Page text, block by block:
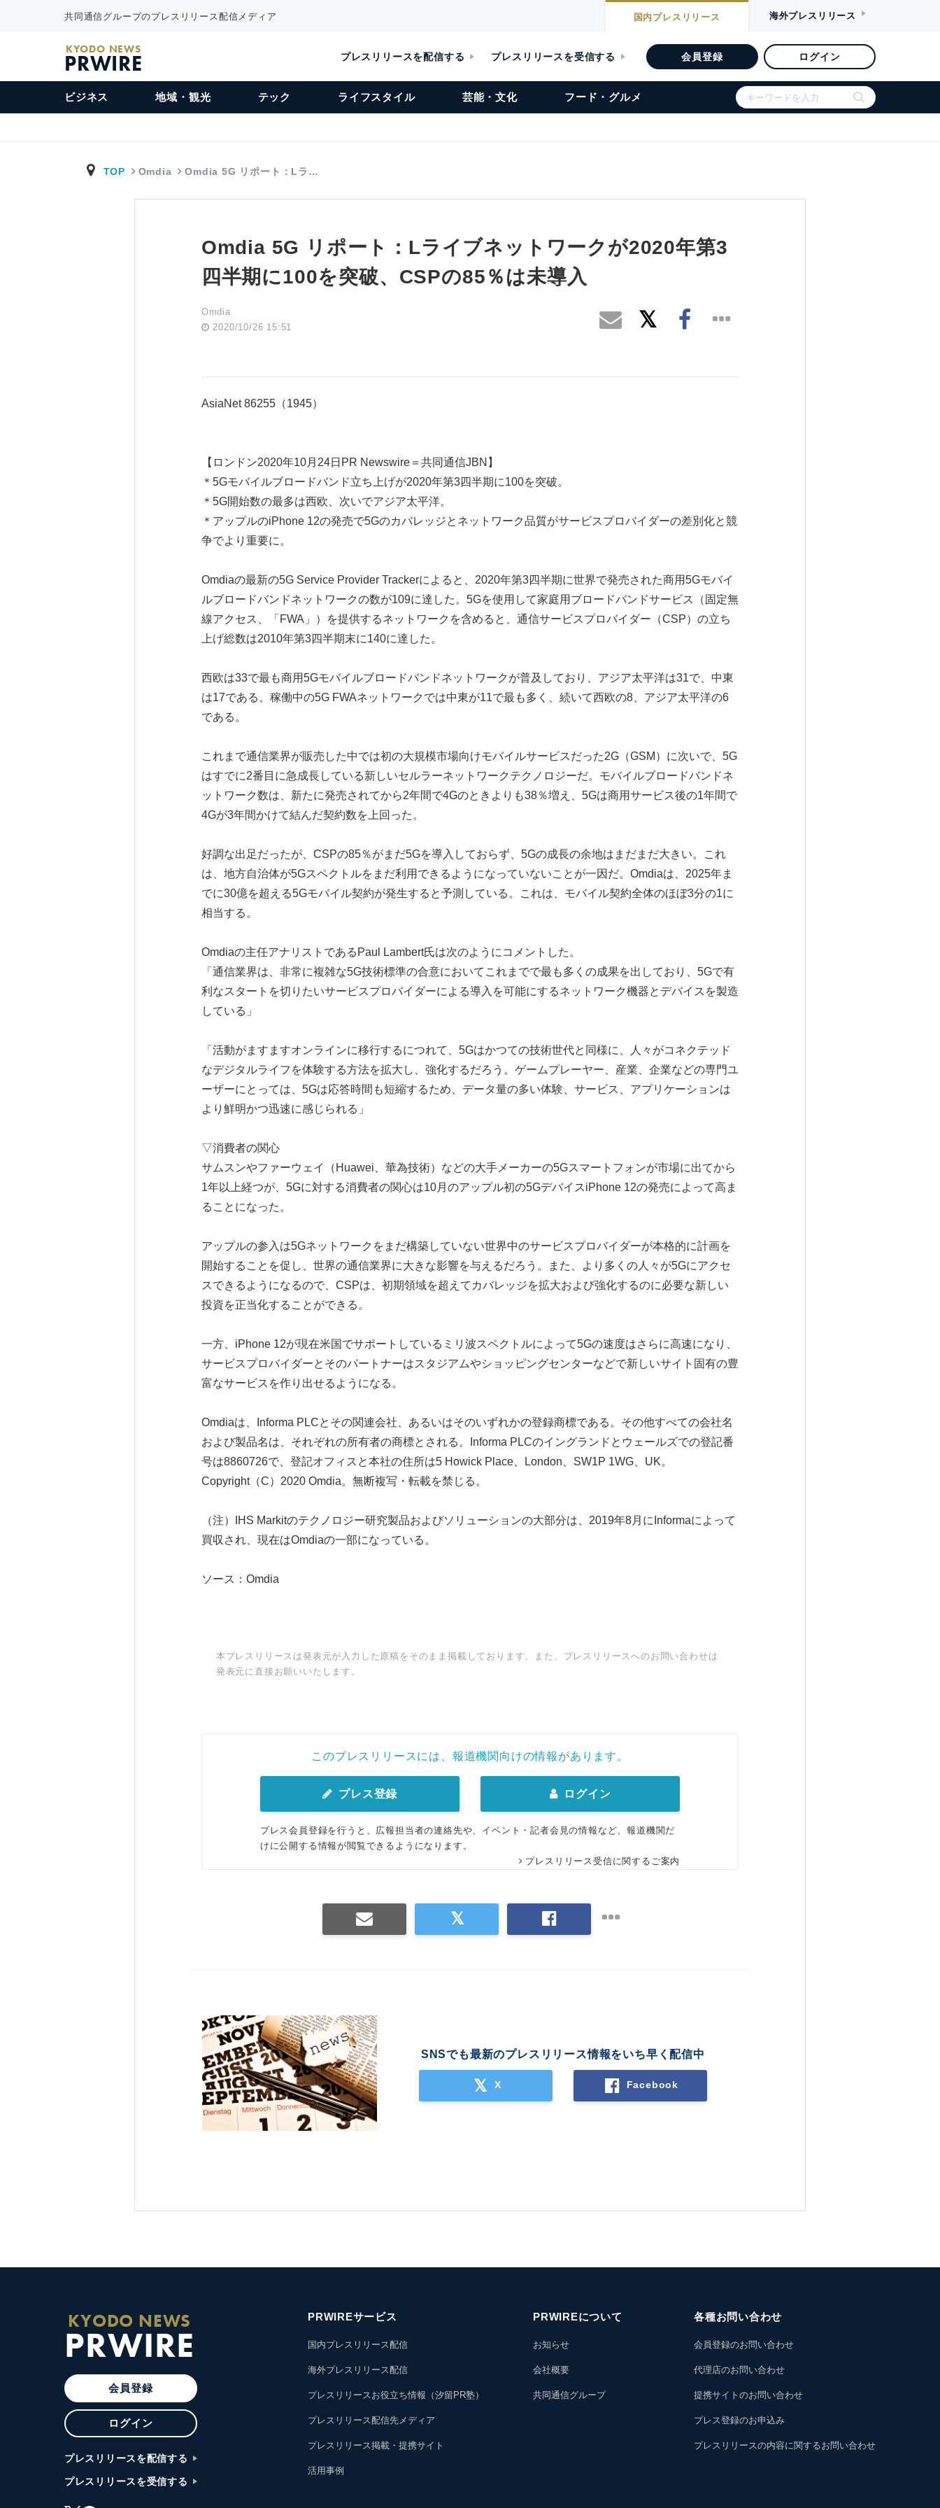
共同通信グループのプレスリリース配信メディア 国内プレスリリース 海外プレスリリース
KYODO NEWS
PRWIRE プレスリリースを配信する プレスリリースを受信する 会員登録 ログイン
ビジネス 地域・観光 テック ライフスタイル 芸能・文化 フード・グルメ
TOP Omdia Omdia 5G リポート：Lラ…
Omdia 5G リポート：Lライブネットワークが2020年第3
四半期に100を突破、CSPの85％は未導入
Omdia
2020/10/26 15:51
AsiaNet 86255（1945）
【ロンドン2020年10月24日PR Newswire＝共同通信JBN】
＊5Gモバイルブロードバンド立ち上げが2020年第3四半期に100を突破。
＊5G開始数の最多は西欧、次いでアジア太平洋。
＊アップルのiPhone 12の発売で5Gのカバレッジとネットワーク品質がサービスプロバイダーの差別化と競
争でより重要に。
Omdiaの最新の5G Service Provider Trackerによると、2020年第3四半期に世界で発売された商用5Gモバイ
ルブロードバンドネットワークの数が109に達した。5Gを使用して家庭用ブロードバンドサービス（固定無
線アクセス、「FWA」）を提供するネットワークを含めると、通信サービスプロバイダー（CSP）の立ち
上げ総数は2010年第3四半期末に140に達した。
西欧は33で最も商用5Gモバイルブロードバンドネットワークが普及しており、アジア太平洋は31で、中東
は17である。稼働中の5G FWAネットワークでは中東が11で最も多く、続いて西欧の8、アジア太平洋の6
である。
これまで通信業界が販売した中では初の大規模市場向けモバイルサービスだった2G（GSM）に次いで、5G
はすでに2番目に急成長している新しいセルラーネットワークテクノロジーだ。モバイルブロードバンドネ
ットワーク数は、新たに発売されてから2年間で4Gのときよりも38％増え、5Gは商用サービス後の1年間で
4Gが3年間かけて結んだ契約数を上回った。
好調な出足だったが、CSPの85％がまだ5Gを導入しておらず、5Gの成長の余地はまだまだ大きい。これ
は、地方自治体が5Gスペクトルをまだ利用できるようになっていないことが一因だ。Omdiaは、2025年ま
でに30億を超える5Gモバイル契約が発生すると予測している。これは、モバイル契約全体のほぼ3分の1に
相当する。
Omdiaの主任アナリストであるPaul Lambert氏は次のようにコメントした。
「通信業界は、非常に複雑な5G技術標準の合意においてこれまでで最も多くの成果を出しており、5Gで有
利なスタートを切りたいサービスプロバイダーによる導入を可能にするネットワーク機器とデバイスを製造
している」
「活動がますますオンラインに移行するにつれて、5Gはかつての技術世代と同様に、人々がコネクテッド
なデジタルライフを体験する方法を拡大し、強化するだろう。ゲームプレーヤー、産業、企業などの専門ユ
ーザーにとっては、5Gは応答時間も短縮するため、データ量の多い体験、サービス、アプリケーションは
より鮮明かつ迅速に感じられる」
▽消費者の関心
サムスンやファーウェイ（Huawei、華為技術）などの大手メーカーの5Gスマートフォンが市場に出てから
1年以上経つが、5Gに対する消費者の関心は10月のアップル初の5GデバイスiPhone 12の発売によって高ま
ることになった。
アップルの参入は5Gネットワークをまだ構築していない世界中のサービスプロバイダーが本格的に計画を
開始することを促し、世界の通信業界に大きな影響を与えるだろう。また、より多くの人々が5Gにアクセ
スできるようになるので、CSPは、初期領域を超えてカバレッジを拡大および強化するのに必要な新しい
投資を正当化することができる。
一方、iPhone 12が現在米国でサポートしているミリ波スペクトルによって5Gの速度はさらに高速になり、
サービスプロバイダーとそのパートナーはスタジアムやショッピングセンターなどで新しいサイト固有の豊
富なサービスを作り出せるようになる。
Omdiaは、Informa PLCとその関連会社、あるいはそのいずれかの登録商標である。その他すべての会社名
および製品名は、それぞれの所有者の商標とされる。Informa PLCのイングランドとウェールズでの登記番
号は8860726で、登記オフィスと本社の住所は5 Howick Place、London、SW1P 1WG、UK。
Copyright（C）2020 Omdia。無断複写・転載を禁じる。
（注）IHS Markitのテクノロジー研究製品およびソリューションの大部分は、2019年8月にInformaによって
買収され、現在はOmdiaの一部になっている。
ソース：Omdia
本プレスリリースは発表元が入力した原稿をそのまま掲載しております。また、プレスリリースへのお問い合わせは
発表元に直接お願いいたします。
このプレスリリースには、報道機関向けの情報があります。
プレス登録 ログイン
プレス会員登録を行うと、広報担当者の連絡先や、イベント・記者会見の情報など、報道機関だ
けに公開する情報が閲覧できるようになります。
プレスリリース受信に関するご案内
SNSでも最新のプレスリリース情報をいち早く配信中
X Facebook
KYODO NEWS
PRWIRE
会員登録
ログイン
プレスリリースを配信する
プレスリリースを受信する
PRWIREサービス
国内プレスリリース配信
海外プレスリリース配信
プレスリリースお役立ち情報（汐留PR塾）
プレスリリース配信先メディア
プレスリリース掲載・提携サイト
活用事例
PRWIREについて
お知らせ
会社概要
共同通信グループ
各種お問い合わせ
会員登録のお問い合わせ
代理店のお問い合わせ
提携サイトのお問い合わせ
プレス登録のお申込み
プレスリリースの内容に関するお問い合わせ
Japanese
English